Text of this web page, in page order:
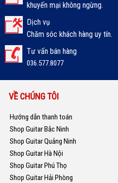
khuyến mại không ngừng.
Dịch vụ
Chăm sóc khách hàng uy tín.
Tư vấn bán hàng
036.577.8077
VỀ CHÚNG TÔI
Hướng dẫn thanh toán
Shop Guitar Bắc Ninh
Shop Guitar Quảng Ninh
Shop Guitar Hà Nội
Shop Guitar Phú Thọ
Shop Guitar Hải Phòng